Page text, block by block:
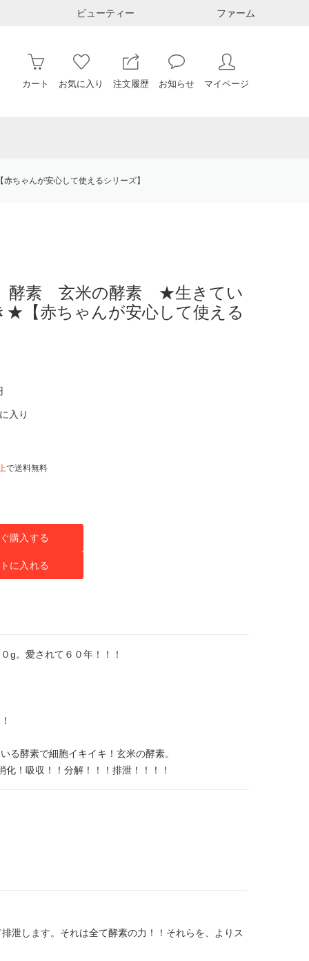
ビューティー ファーム
カート お気に入り 注文履歴 お知らせ マイページ
ゃんが安心して使えるシリーズ】
酵素 玄米の酵素 ★生きてい
★【赤ちゃんが安心して使える
入り
で送料無料
購入する
に入れる
g。愛されて６０年！！！
る酵素で細胞イキイキ！玄米の酵素。
！吸収！！分解！！！排泄！！！！
泄します。それは全て酵素の力！！それらを、よりス